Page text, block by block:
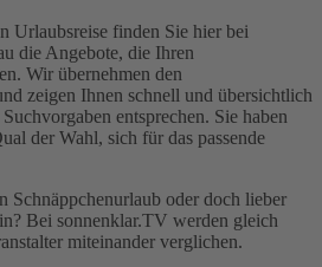
Urlaubsreise finden Sie hier bei
die Angebote, die Ihren
Wir übernehmen den
zeigen Ihnen schnell und übersichtlich
entsprechen. Sie haben
der Wahl, sich für das passende
Schnäppchenurlaub oder doch lieber
Bei sonnenklar.TV werden gleich
miteinander verglichen.